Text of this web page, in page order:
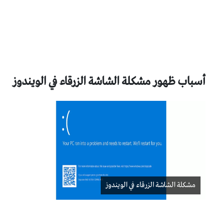
أسباب ظهور مشكلة الشاشة الزرقاء في الويندوز
مشكلة الشاشة الزرقاء في الويندوز